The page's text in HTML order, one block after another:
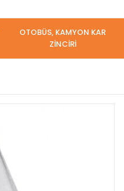
OTOBÜS, KAMYON KAR
ZİNCİRİ